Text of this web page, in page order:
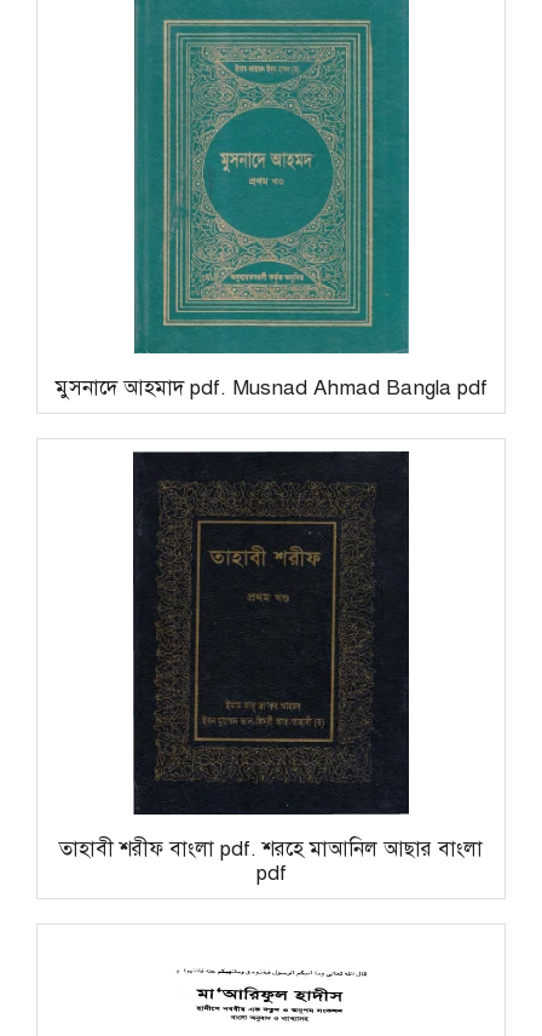
মুসনাদে আহমাদ pdf. Musnad Ahmad Bangla pdf
তাহাবী শরীফ বাংলা pdf. শরহে মাআনিল আছার বাংলা
pdf